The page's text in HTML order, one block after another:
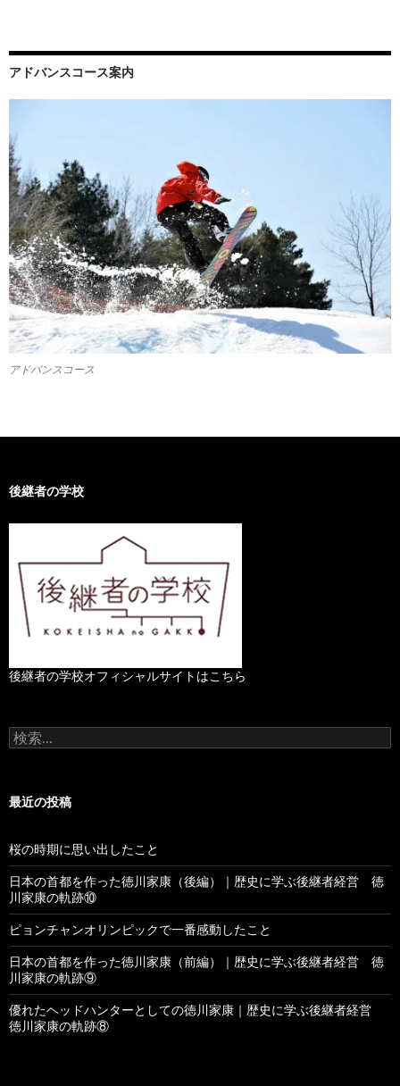
アドバンスコース案内
アドバンスコース
後継者の学校
後継者の学校オフィシャルサイトはこちら
検
索
最近の投稿
桜の時期に思い出したこと
日本の首都を作った徳川家康（後編）｜歴史に学ぶ後継者経営 徳
川家康の軌跡⑩
ピョンチャンオリンピックで一番感動したこと
日本の首都を作った徳川家康（前編）｜歴史に学ぶ後継者経営 徳
川家康の軌跡⑨
優れたヘッドハンターとしての徳川家康｜歴史に学ぶ後継者経営
徳川家康の軌跡⑧